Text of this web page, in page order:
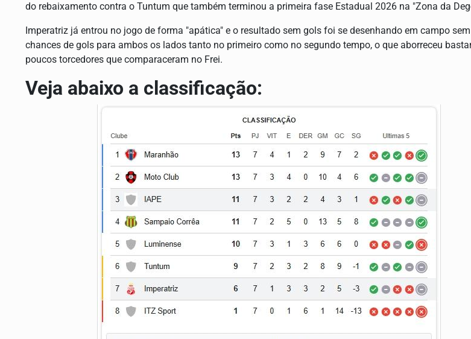
do rebaixamento contra o Tuntum que também terminou a primeira fase Estadual 2026 na "Zona da
Imperatriz já entrou no jogo de forma "apática" e o resultado sem gols foi se desenhando em campo
chances de gols para ambos os lados tanto no primeiro como no segundo tempo, o que aborreceu
poucos torcedores que comparaceram no Frei.
Veja abaixo a classificação: